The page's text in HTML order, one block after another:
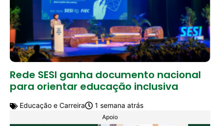
Rede SESI ganha documento nacional
para orientar educação inclusiva
Educação e Carreira 1 semana atrás
Apoio